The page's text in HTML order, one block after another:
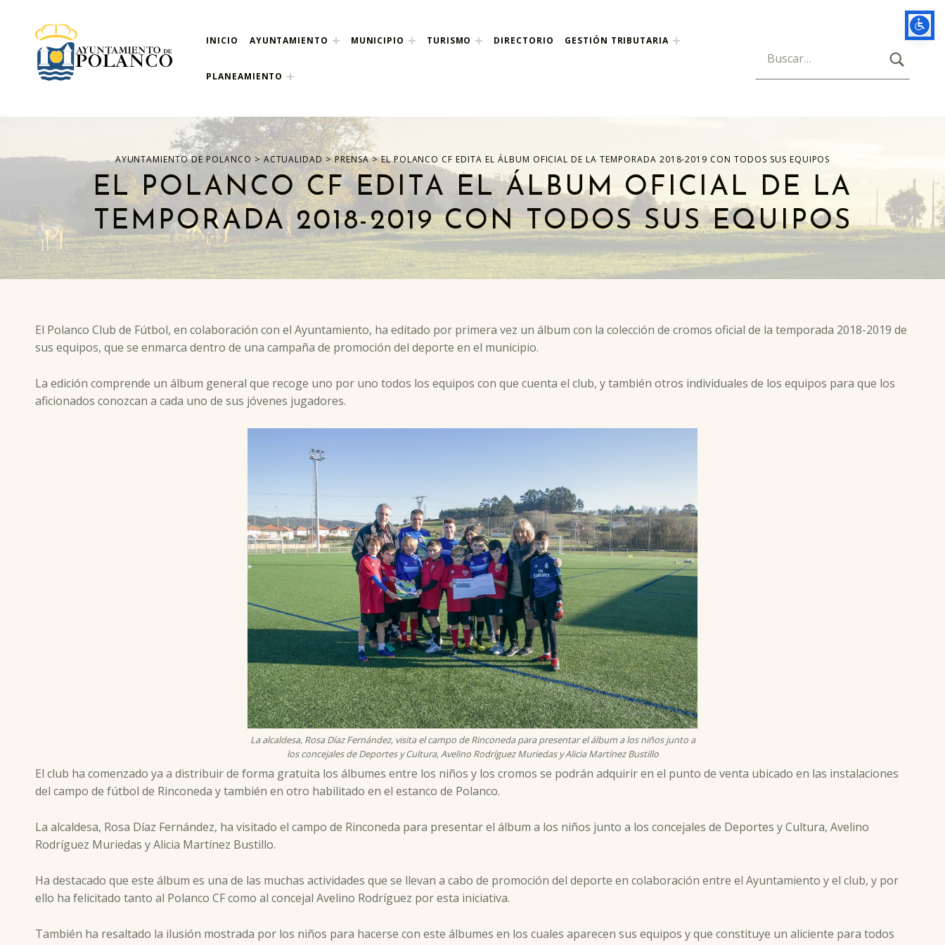
ayuntamiento de polanco
AYUNTAMIENTO DE POLANCO
INICIO AYUNTAMIENTO MUNICIPIO TURISMO DIRECTORIO GESTIÓN TRIBUTARIA
PLANEAMIENTO
Búsqueda para:
AYUNTAMIENTO DE POLANCO > ACTUALIDAD>PRENSA>EL POLANCO CF EDITA EL ÁLBUM OFICIAL DE LA TEMPORADA 2018-2019 CON TODOS SUS EQUIPOS
EL POLANCO CF EDITA EL ÁLBUM OFICIAL DE LA
TEMPORADA 2018-2019 CON TODOS SUS EQUIPOS
El Polanco Club de Fútbol, en colaboración con el Ayuntamiento, ha editado por primera vez un álbum con la colección de cromos oficial de la temporada 2018-2019 de
sus equipos, que se enmarca dentro de una campaña de promoción del deporte en el municipio.
La edición comprende un álbum general que recoge uno por uno todos los equipos con que cuenta el club, y también otros individuales de los equipos para que los
aficionados conozcan a cada uno de sus jóvenes jugadores.
La alcaldesa, Rosa Díaz Fernández, visita el campo de Rinconeda para presentar el álbum a los niños junto a
los concejales de Deportes y Cultura, Avelino Rodríguez Muriedas y Alicia Martínez Bustillo
El club ha comenzado ya a distribuir de forma gratuita los álbumes entre los niños y los cromos se podrán adquirir en el punto de venta ubicado en las instalaciones
del campo de fútbol de Rinconeda y también en otro habilitado en el estanco de Polanco.
La alcaldesa, Rosa Díaz Fernández, ha visitado el campo de Rinconeda para presentar el álbum a los niños junto a los concejales de Deportes y Cultura, Avelino
Rodríguez Muriedas y Alicia Martínez Bustillo.
Ha destacado que este álbum es una de las muchas actividades que se llevan a cabo de promoción del deporte en colaboración entre el Ayuntamiento y el club, y por
ello ha felicitado tanto al Polanco CF como al concejal Avelino Rodríguez por esta iniciativa.
También ha resaltado la ilusión mostrada por los niños para hacerse con este álbumes en los cuales aparecen sus equipos y que constituye un aliciente para todos